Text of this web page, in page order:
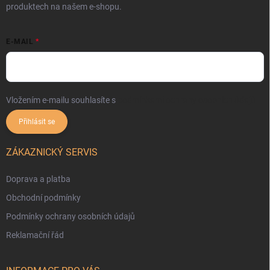
produktech na našem e-shopu.
E-MAIL
Vložením e-mailu souhlasíte s
Přihlásit se
ZÁKAZNICKÝ SERVIS
Doprava a platba
Obchodní podmínky
Podmínky ochrany osobních údajů
Reklamační řád